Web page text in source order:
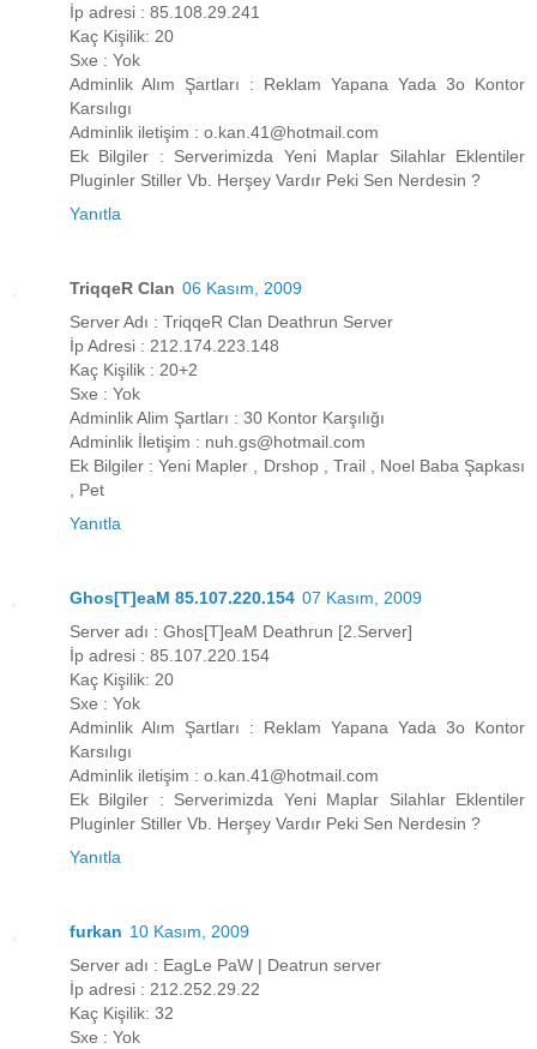
İp adresi : 85.108.29.241
Kaç Kişilik: 20
Sxe : Yok
Adminlik Alım Şartları : Reklam Yapana Yada 3o Kontor
Karsılıgı
Adminlik iletişim : o.kan.41@hotmail.com
Ek Bilgiler : Serverimizda Yeni Maplar Silahlar Eklentiler
Pluginler Stiller Vb. Herşey Vardır Peki Sen Nerdesin ?
Yanıtla
TriqqeR Clan 06 Kasım, 2009
Server Adı : TriqqeR Clan Deathrun Server
İp Adresi : 212.174.223.148
Kaç Kişilik : 20+2
Sxe : Yok
Adminlik Alim Şartları : 30 Kontor Karşılığı
Adminlik İletişim : nuh.gs@hotmail.com
Ek Bilgiler : Yeni Mapler , Drshop , Trail , Noel Baba Şapkası
, Pet
Yanıtla
Ghos[T]eaM 85.107.220.154 07 Kasım, 2009
Server adı : Ghos[T]eaM Deathrun [2.Server]
İp adresi : 85.107.220.154
Kaç Kişilik: 20
Sxe : Yok
Adminlik Alım Şartları : Reklam Yapana Yada 3o Kontor
Karsılıgı
Adminlik iletişim : o.kan.41@hotmail.com
Ek Bilgiler : Serverimizda Yeni Maplar Silahlar Eklentiler
Pluginler Stiller Vb. Herşey Vardır Peki Sen Nerdesin ?
Yanıtla
furkan 10 Kasım, 2009
Server adı : EagLe PaW | Deatrun server
İp adresi : 212.252.29.22
Kaç Kişilik: 32
Sxe : Yok